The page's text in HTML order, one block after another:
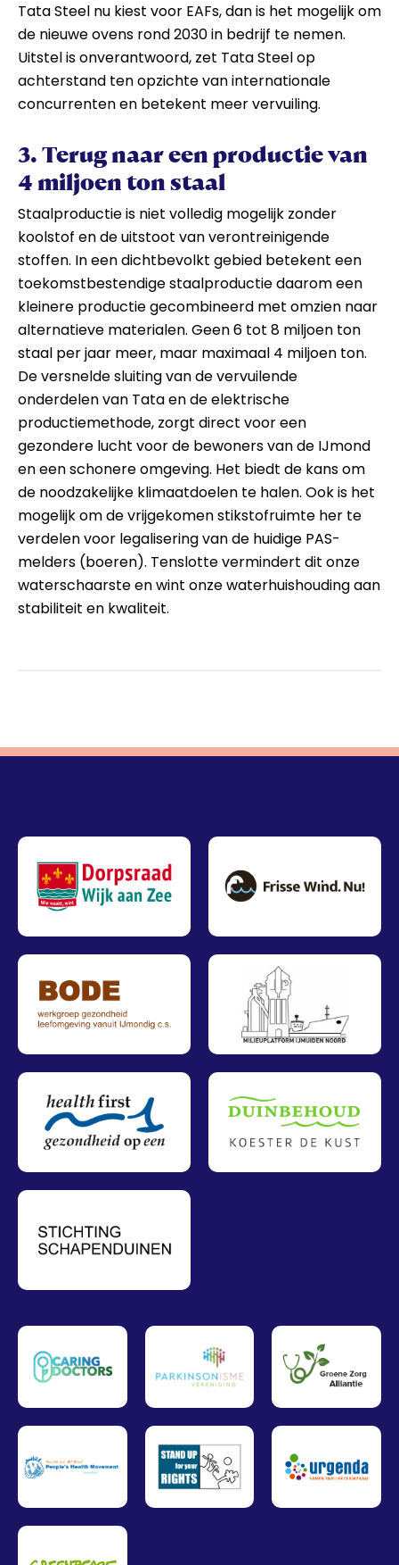
Tata Steel nu kiest voor EAFs, dan is het mogelijk om
de nieuwe ovens rond 2030 in bedrijf te nemen.
Uitstel is onverantwoord, zet Tata Steel op
achterstand ten opzichte van internationale
concurrenten en betekent meer vervuiling.
3. Terug naar een productie van
4 miljoen ton staal
Staalproductie is niet volledig mogelijk zonder
koolstof en de uitstoot van verontreinigende
stoffen. In een dichtbevolkt gebied betekent een
toekomstbestendige staalproductie daarom een
kleinere productie gecombineerd met omzien naar
alternatieve materialen. Geen 6 tot 8 miljoen ton
staal per jaar meer, maar maximaal 4 miljoen ton.
De versnelde sluiting van de vervuilende
onderdelen van Tata en de elektrische
productiemethode, zorgt direct voor een
gezondere lucht voor de bewoners van de IJmond
en een schonere omgeving. Het biedt de kans om
de noodzakelijke klimaatdoelen te halen. Ook is het
mogelijk om de vrijgekomen stikstofruimte her te
verdelen voor legalisering van de huidige PAS-
melders (boeren). Tenslotte vermindert dit onze
waterschaarste en wint onze waterhuishouding aan
stabiliteit en kwaliteit.